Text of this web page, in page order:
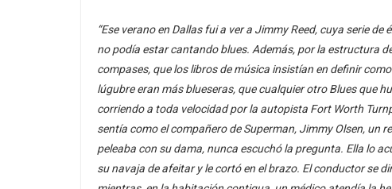
“Ese verano en Dallas fui a ver a Jimmy Reed, cuya serie
no podía estar cantando blues. Además, por la estructura
compases, que los libros de música insistían en definir
lúgubre eran más blueseras, que cualquier otro Blues que
corriendo a toda velocidad por la autopista Fort Worth
sentía como el compañero de Superman, Jimmy Olsen, un
peleaba con su dama, nunca escuchó la pregunta. Ella lo
su navaja de afeitar y le cortó en el brazo. El conductor se